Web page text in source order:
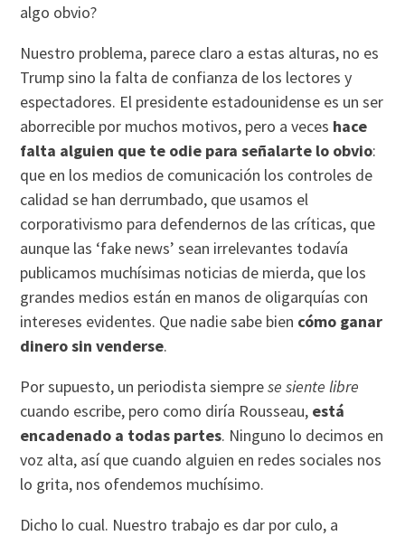
algo obvio?
Nuestro problema, parece claro a estas alturas, no es
Trump sino la falta de confianza de los lectores y
espectadores. El presidente estadounidense es un ser
aborrecible por muchos motivos, pero a veces hace
falta alguien que te odie para señalarte lo obvio:
que en los medios de comunicación los controles de
calidad se han derrumbado, que usamos el
corporativismo para defendernos de las críticas, que
aunque las ‘fake news’ sean irrelevantes todavía
publicamos muchísimas noticias de mierda, que los
grandes medios están en manos de oligarquías con
intereses evidentes. Que nadie sabe bien cómo ganar
dinero sin venderse.
Por supuesto, un periodista siemprese siente libre
cuando escribe, pero como diría Rousseau, está
encadenado a todas partes. Ninguno lo decimos en
voz alta, así que cuando alguien en redes sociales nos
lo grita, nos ofendemos muchísimo.
Dicho lo cual. Nuestro trabajo es dar por culo, a